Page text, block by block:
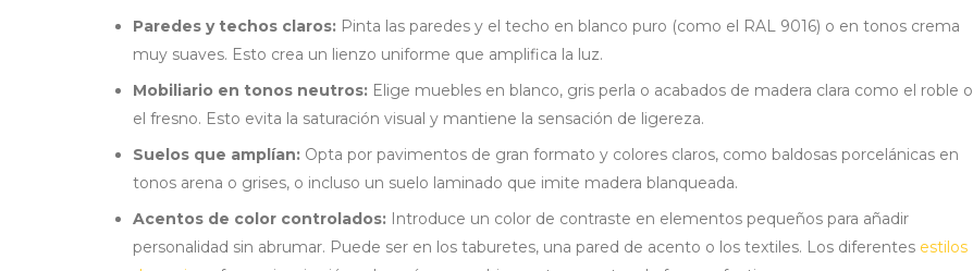
Paredes y techos claros: Pinta las paredes y el techo en blanco puro (como el RAL 9016) o en tonos crema
muy suaves. Esto crea un lienzo uniforme que amplifica la luz.
Mobiliario en tonos neutros: Elige muebles en blanco, gris perla o acabados de madera clara como el roble o
el fresno. Esto evita la saturación visual y mantiene la sensación de ligereza.
Suelos que amplían: Opta por pavimentos de gran formato y colores claros, como baldosas porcelánicas en
tonos arena o grises, o incluso un suelo laminado que imite madera blanqueada.
Acentos de color controlados: Introduce un color de contraste en elementos pequeños para añadir
personalidad sin abrumar. Puede ser en los taburetes, una pared de acento o los textiles. Los diferentes estilos